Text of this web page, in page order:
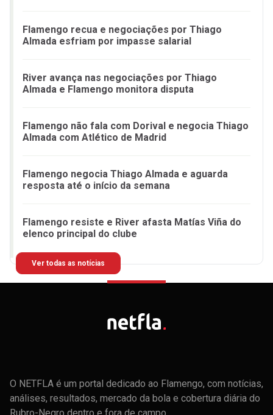
Flamengo recua e negociações por Thiago
Almada esfriam por impasse salarial
River avança nas negociações por Thiago
Almada e Flamengo monitora disputa
Flamengo não fala com Dorival e negocia Thiago
Almada com Atlético de Madrid
Flamengo negocia Thiago Almada e aguarda
resposta até o início da semana
Flamengo resiste e River afasta Matías Viña do
elenco principal do clube
Ver todas as notícias
O NETFLA é um portal dedicado ao Flamengo, com notícias,
análises, resultados, mercado da bola e cobertura diária do